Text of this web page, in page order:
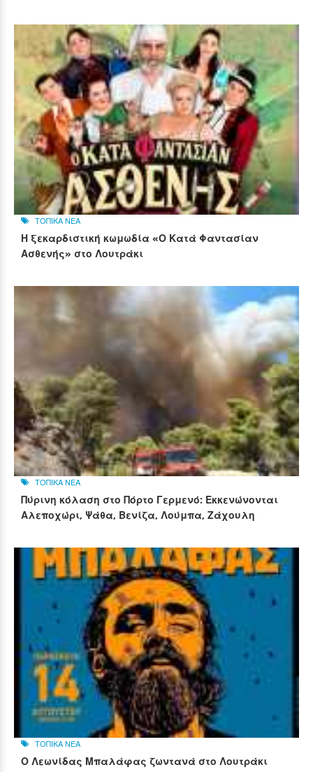
ΤΟΠΙΚΑ ΝΕΑ
Η ξεκαρδιστική κωμωδία «Ο Κατά Φαντασίαν
Ασθενής» στο Λουτράκι
ΤΟΠΙΚΑ ΝΕΑ
Πύρινη κόλαση στο Πόρτο Γερμενό: Εκκενώνονται
Αλεποχώρι, Ψάθα, Βενίζα, Λούμπα, Ζάχουλη
ΤΟΠΙΚΑ ΝΕΑ
Ο Λεωνίδας Μπαλάφας ζωντανά στο Λουτράκι